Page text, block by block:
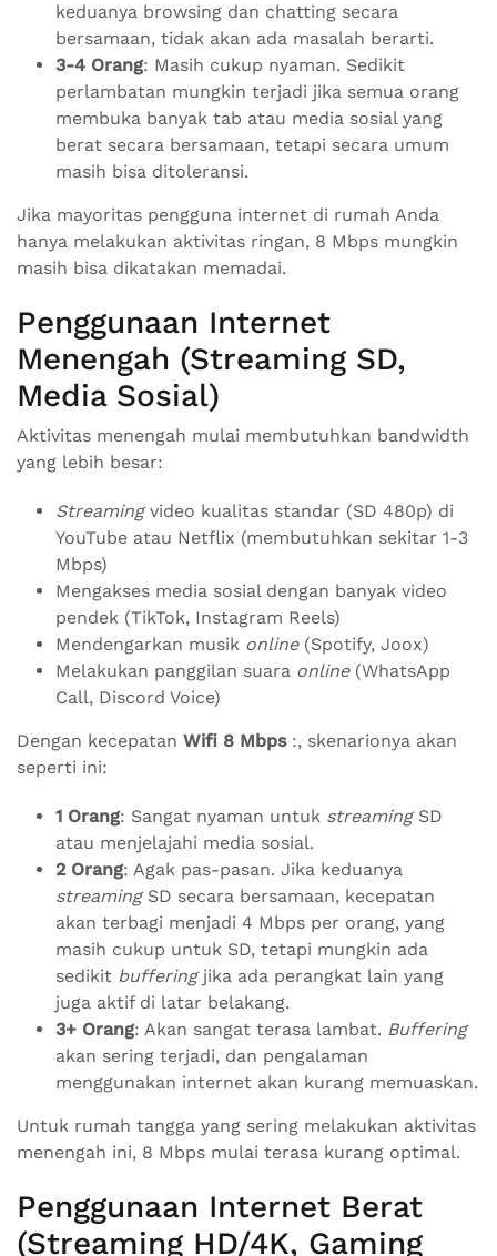
keduanya browsing dan chatting secara
bersamaan, tidak akan ada masalah berarti.
3-4 Orang: Masih cukup nyaman. Sedikit
perlambatan mungkin terjadi jika semua orang
membuka banyak tab atau media sosial yang
berat secara bersamaan, tetapi secara umum
masih bisa ditoleransi.
Jika mayoritas pengguna internet di rumah Anda
hanya melakukan aktivitas ringan, 8 Mbps mungkin
masih bisa dikatakan memadai.
Penggunaan Internet
Menengah (Streaming SD,
Media Sosial)
Aktivitas menengah mulai membutuhkan bandwidth
yang lebih besar:
Streamingvideo kualitas standar (SD 480p) di
YouTube atau Netflix (membutuhkan sekitar 1-3
Mbps)
Mengakses media sosial dengan banyak video
pendek (TikTok, Instagram Reels)
Mendengarkan musik online(Spotify, Joox)
Melakukan panggilan suara online(WhatsApp
Call, Discord Voice)
Dengan kecepatan Wifi 8 Mbps:, skenarionya akan
seperti ini:
1 Orang: Sangat nyaman untuk streamingSD
atau menjelajahi media sosial.
2 Orang: Agak pas-pasan. Jika keduanya
streamingSD secara bersamaan, kecepatan
akan terbagi menjadi 4 Mbps per orang, yang
masih cukup untuk SD, tetapi mungkin ada
sedikit bufferingjika ada perangkat lain yang
juga aktif di latar belakang.
3+ Orang: Akan sangat terasa lambat. Buffering
akan sering terjadi, dan pengalaman
menggunakan internet akan kurang memuaskan.
Untuk rumah tangga yang sering melakukan aktivitas
menengah ini, 8 Mbps mulai terasa kurang optimal.
Penggunaan Internet Berat
(Streaming HD/4K, Gaming